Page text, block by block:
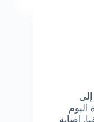
اليوم
إصابة